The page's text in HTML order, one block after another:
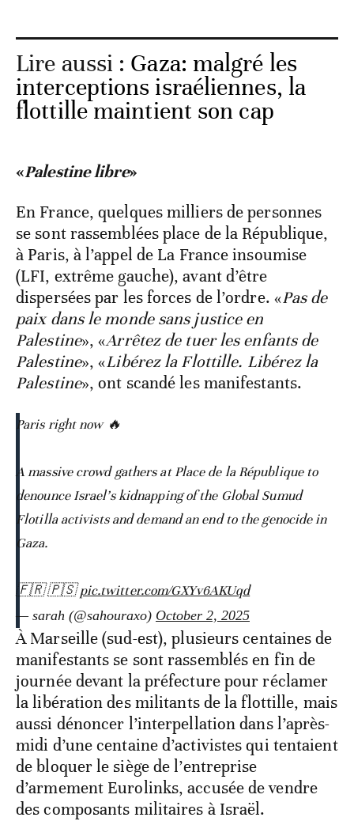
Lire aussi : Gaza: malgré les
interceptions israéliennes, la
flottille maintient son cap
«Palestine libre»
En France, quelques milliers de personnes
se sont rassemblées place de la République,
à Paris, à l’appel de La France insoumise
(LFI, extrême gauche), avant d’être
dispersées par les forces de l’ordre. «Pas de
paix dans le monde sans justice en
Palestine», «Arrêtez de tuer les enfants de
Palestine», «Libérez la Flottille. Libérez la
Palestine», ont scandé les manifestants.
Paris right now 🔥
A massive crowd gathers at Place de la République to
denounce Israel’s kidnapping of the Global Sumud
Flotilla activists and demand an end to the genocide in
Gaza.
🇫🇷 🇵🇸pic.twitter.com/GXYv6AKUqd
— sarah (@sahouraxo) October 2, 2025
À Marseille (sud-est), plusieurs centaines de
manifestants se sont rassemblés en fin de
journée devant la préfecture pour réclamer
la libération des militants de la flottille, mais
aussi dénoncer l’interpellation dans l’après-
midi d’une centaine d’activistes qui tentaient
de bloquer le siège de l’entreprise
d’armement Eurolinks, accusée de vendre
des composants militaires à Israël.